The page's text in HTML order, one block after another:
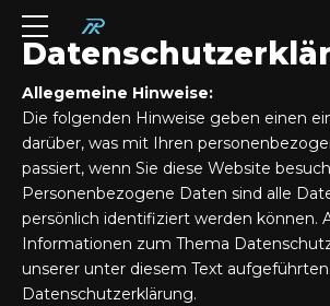
Allegemeine Hinweise:
Die folgenden Hinweise geben einen
darüber, was mit Ihren
passiert, wenn Sie diese Website
Personenbezogene Daten sind alle
persönlich identifiziert werden können.
Informationen zum Thema
unserer unter diesem Text aufgeführten
Datenschutzerklärung.